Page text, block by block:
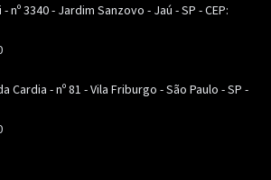
nº 3340 - Jardim Sanzovo - Jaú - SP - CEP:
Cardia - nº 81 - Vila Friburgo - São Paulo - SP -